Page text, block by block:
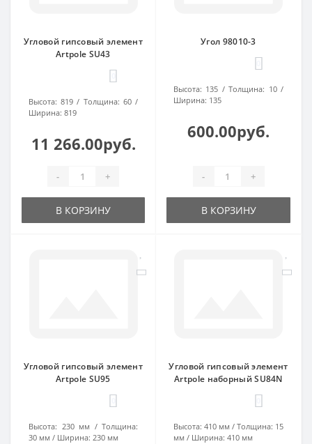
Угловой гипсовый элемент
Artpole SU43
Высота: 819 Толщина: 60
Ширина: 819
11 266.00руб.
- +
В КОРЗИНУ
Угол 98010-3
Высота: 135 Толщина: 10
Ширина: 135
600.00руб.
- +
В КОРЗИНУ
Угловой гипсовый элемент
Artpole SU95
Высота: 230 мм
Толщина:
30 мм
Ширина: 230 мм
Угловой гипсовый элемент
Artpole наборный SU84N
Высота: 410 мм Толщина: 15
мм
Ширина: 410 мм